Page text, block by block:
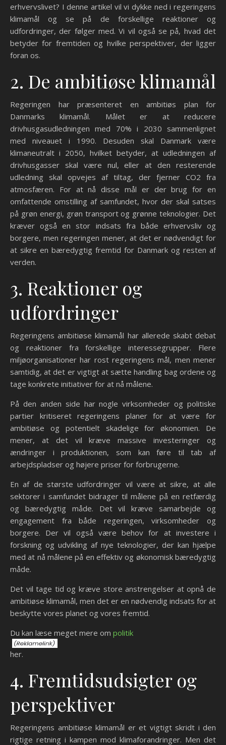
erhvervslivet? I denne artikel vil vi dykke ned i regeringens
klimamål og se på de forskellige reaktioner og
udfordringer, der følger med. Vi vil også se på, hvad det
betyder for fremtiden og hvilke perspektiver, der ligger
foran os.
2. De ambitiøse klimamål
Regeringen har præsenteret en ambitiøs plan for
Danmarks klimamål. Målet er at reducere
drivhusgasudledningen med 70% i 2030 sammenlignet
med niveauet i 1990. Desuden skal Danmark være
klimaneutralt i 2050, hvilket betyder, at udledningen af
drivhusgasser skal være nul, eller at den resterende
udledning skal opvejes af tiltag, der fjerner CO2 fra
atmosfæren. For at nå disse mål er der brug for en
omfattende omstilling af samfundet, hvor der skal satses
på grøn energi, grøn transport og grønne teknologier. Det
kræver også en stor indsats fra både erhvervsliv og
borgere, men regeringen mener, at det er nødvendigt for
at sikre en bæredygtig fremtid for Danmark og resten af
verden.
3. Reaktioner og
udfordringer
Regeringens ambitiøse klimamål har allerede skabt debat
og reaktioner fra forskellige interessegrupper. Flere
miljøorganisationer har rost regeringens mål, men mener
samtidig, at det er vigtigt at sætte handling bag ordene og
tage konkrete initiativer for at nå målene.
På den anden side har nogle virksomheder og politiske
partier kritiseret regeringens planer for at være for
ambitiøse og potentielt skadelige for økonomien. De
mener, at det vil kræve massive investeringer og
ændringer i produktionen, som kan føre til tab af
arbejdspladser og højere priser for forbrugerne.
En af de største udfordringer vil være at sikre, at alle
sektorer i samfundet bidrager til målene på en retfærdig
og bæredygtig måde. Det vil kræve samarbejde og
engagement fra både regeringen, virksomheder og
borgere. Der vil også være behov for at investere i
forskning og udvikling af nye teknologier, der kan hjælpe
med at nå målene på en effektiv og økonomisk bæredygtig
måde.
Det vil tage tid og kræve store anstrengelser at opnå de
ambitiøse klimamål, men det er en nødvendig indsats for at
beskytte vores planet og vores fremtid.
Du kan læse meget mere om politik
her.
4. Fremtidsudsigter og
perspektiver
Regeringens ambitiøse klimamål er et vigtigt skridt i den
rigtige retning i kampen mod klimaforandringer. Men det